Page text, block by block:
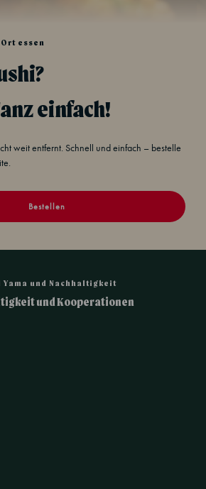
essen
einfach!
weit entfernt. Schnell und einfach – bestelle
Bestellen
Yama und Nachhaltigkeit
und Kooperationen